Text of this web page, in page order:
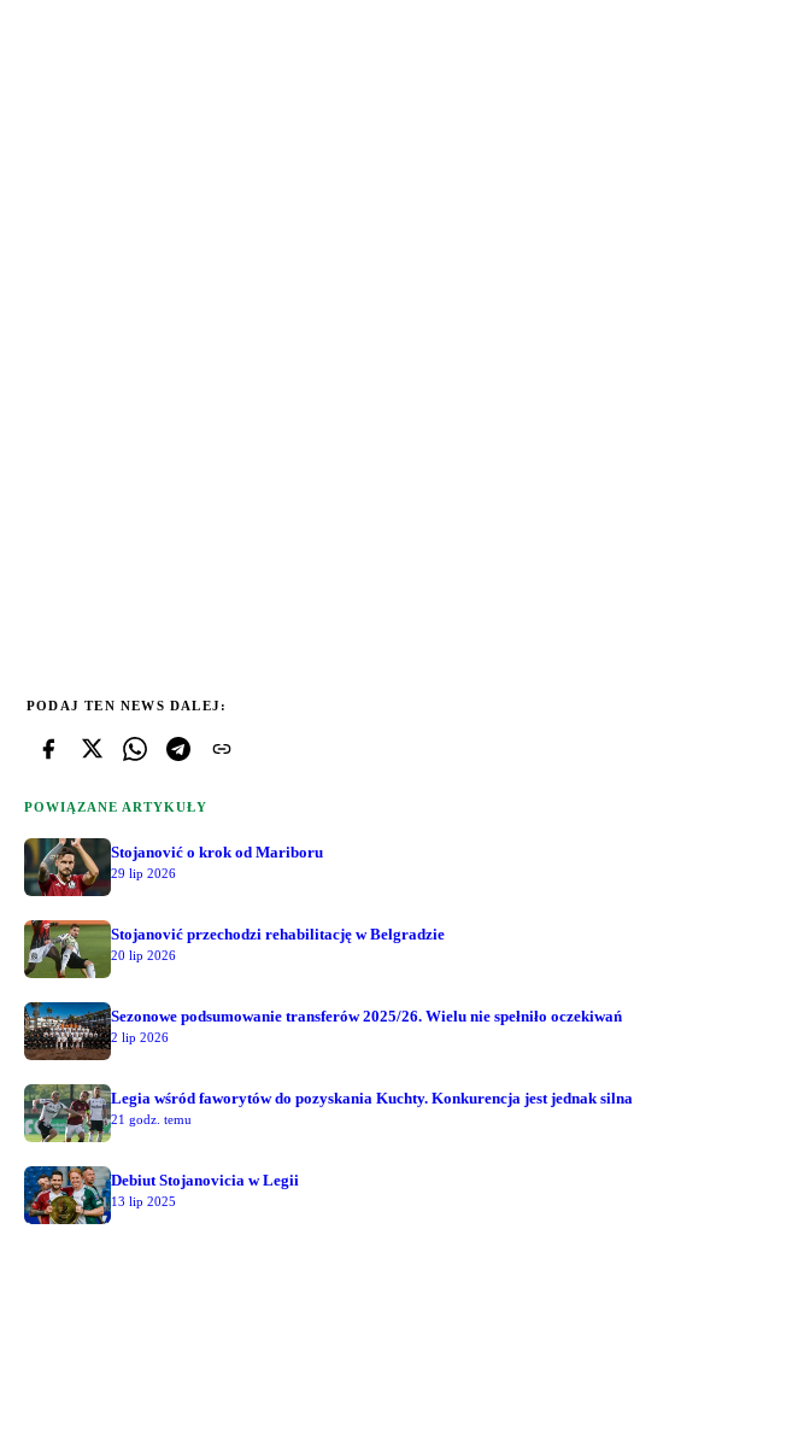
PODAJ TEN NEWS DALEJ:
POWIĄZANE ARTYKUŁY
Stojanović o krok od Mariboru
29 lip 2026
Stojanović przechodzi rehabilitację w Belgradzie
20 lip 2026
Sezonowe podsumowanie transferów 2025/26. Wielu nie spełniło oczekiwań
2 lip 2026
Legia wśród faworytów do pozyskania Kuchty. Konkurencja jest jednak silna
21 godz. temu
Debiut Stojanovicia w Legii
13 lip 2025